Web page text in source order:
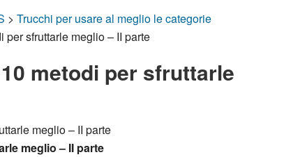
> Trucchi per usare al meglio le categorie
sfruttarle meglio – II parte
metodi per sfruttarle
meglio – II parte
meglio – II parte